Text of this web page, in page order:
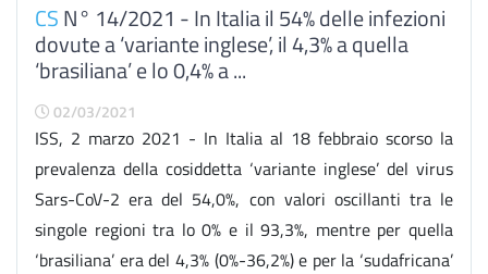
CSN° 14/2021 - In Italia il 54% delle infezioni
dovute a ‘variante inglese’, il 4,3% a quella
‘brasiliana’ e lo 0,4% a ...
02/03/2021
ISS, 2 marzo 2021 - In Italia al 18 febbraio scorso la
prevalenza della cosiddetta ‘variante inglese’ del virus
Sars-CoV-2 era del 54,0%, con valori oscillanti tra le
singole regioni tra lo 0% e il 93,3%, mentre per quella
‘brasiliana’ era del 4,3% (0%-36,2%) e per la ‘sudafricana’